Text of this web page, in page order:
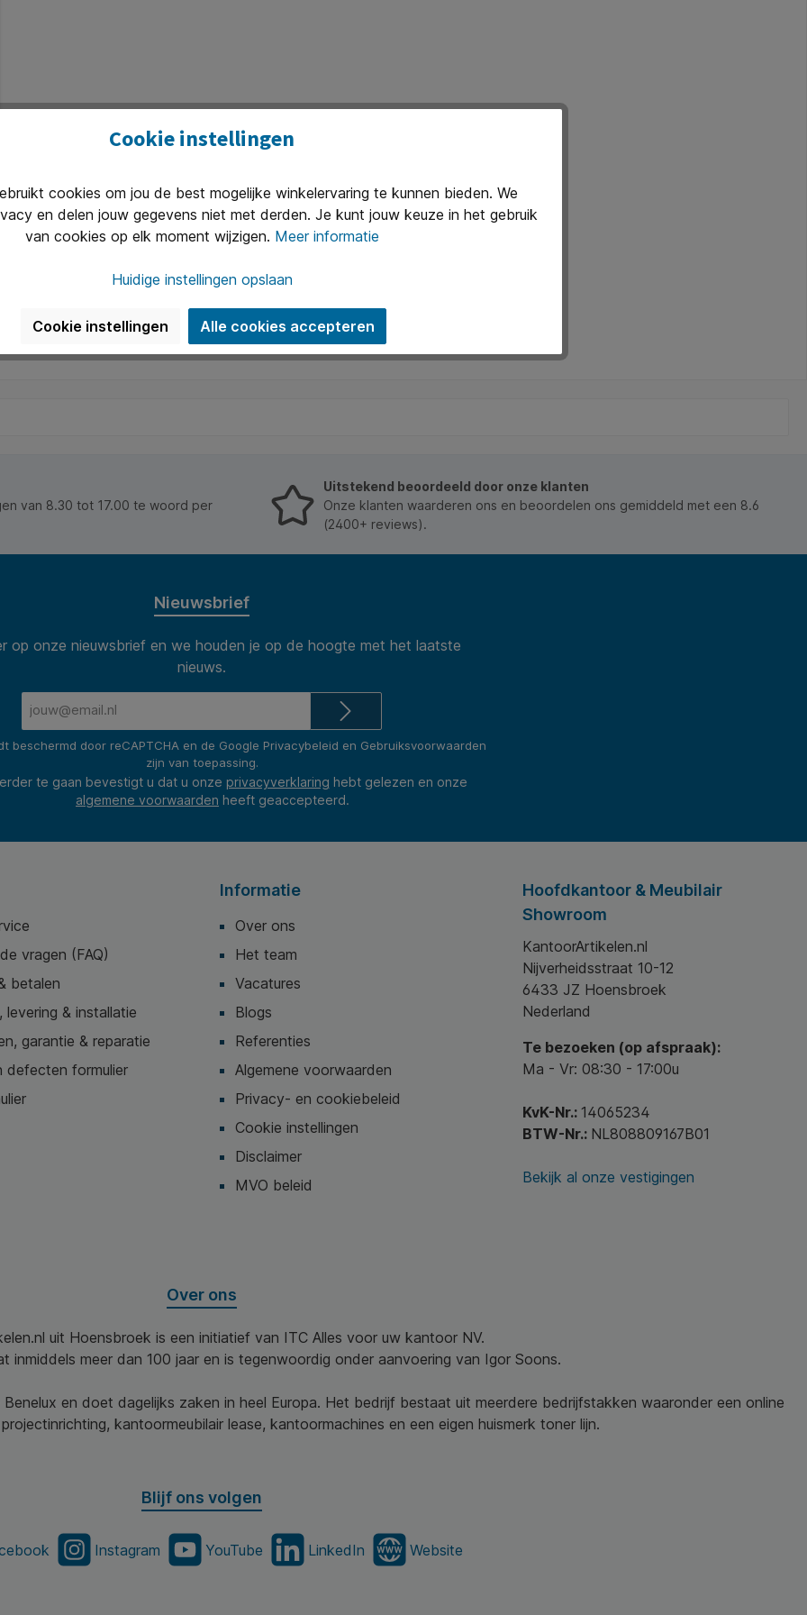
Door de garantie van vijf jaar weet u zeker dat u kunt rekenen op Kensington, uitvinder en wereldwijde
van 8.30 tot 17.00 te woord per
Uitstekend beoordeeld door onze klanten
Onze klanten waarderen ons en beoordelen ons gemiddeld met een 8.6
(2400+ reviews).
Nieuwsbrief
op onze nieuwsbrief en we houden je op de hoogte met het laatste
nieuws.
beschermd door reCAPTCHA en de Google Privacybeleid en Gebruiksvoorwaarden
zijn van toepassing.
te gaan bevestigt u dat u onze privacyverklaring hebt gelezen en onze
algemene voorwaarden heeft geaccepteerd.
vragen (FAQ)
betalen
levering & installatie
garantie & reparatie
defecten formulier
Informatie
Over ons
Het team
Vacatures
Blogs
Referenties
Algemene voorwaarden
Privacy- en cookiebeleid
Cookie instellingen
Disclaimer
MVO beleid
Hoofdkantoor & Meubilair
Showroom
KantoorArtikelen.nl
Nijverheidsstraat 10-12
6433 JZ Hoensbroek
Nederland
Te bezoeken (op afspraak):
Ma - Vr: 08:30 - 17:00u
KvK-Nr.: 14065234
BTW-Nr.: NL808809167B01
Bekijk al onze vestigingen
Over ons
uit Hoensbroek is een initiatief van ITC Alles voor uw kantoor NV.
inmiddels meer dan 100 jaar en is tegenwoordig onder aanvoering van Igor Soons.
en doet dagelijks zaken in heel Europa. Het bedrijf bestaat uit meerdere bedrijfstakken waaronder een online
kantoormeubilair lease, kantoormachines en een eigen huismerk toner lijn.
Blijf ons volgen
Instagram YouTube LinkedIn Website
Cookie instellingen
cookies om jou de best mogelijke winkelervaring te kunnen bieden. We
en delen jouw gegevens niet met derden. Je kunt jouw keuze in het gebruik
van cookies op elk moment wijzigen. Meer informatie
Huidige instellingen opslaan
Cookie instellingen Alle cookies accepteren